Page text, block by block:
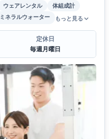
ウェアレンタル
体組成計
ミネラルウォーター もっと見る
定休日
毎週月曜日